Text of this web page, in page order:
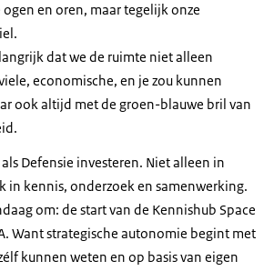
en oren, maar tegelijk onze
dat we de ruimte niet alleen
economische, en je zou kunnen
ook altijd met de groen-blauwe bril van
Defensie investeren. Niet alleen in
in kennis, onderzoek en samenwerking.
om: de start van de Kennishub Space
Want strategische autonomie begint met
kunnen weten en op basis van eigen